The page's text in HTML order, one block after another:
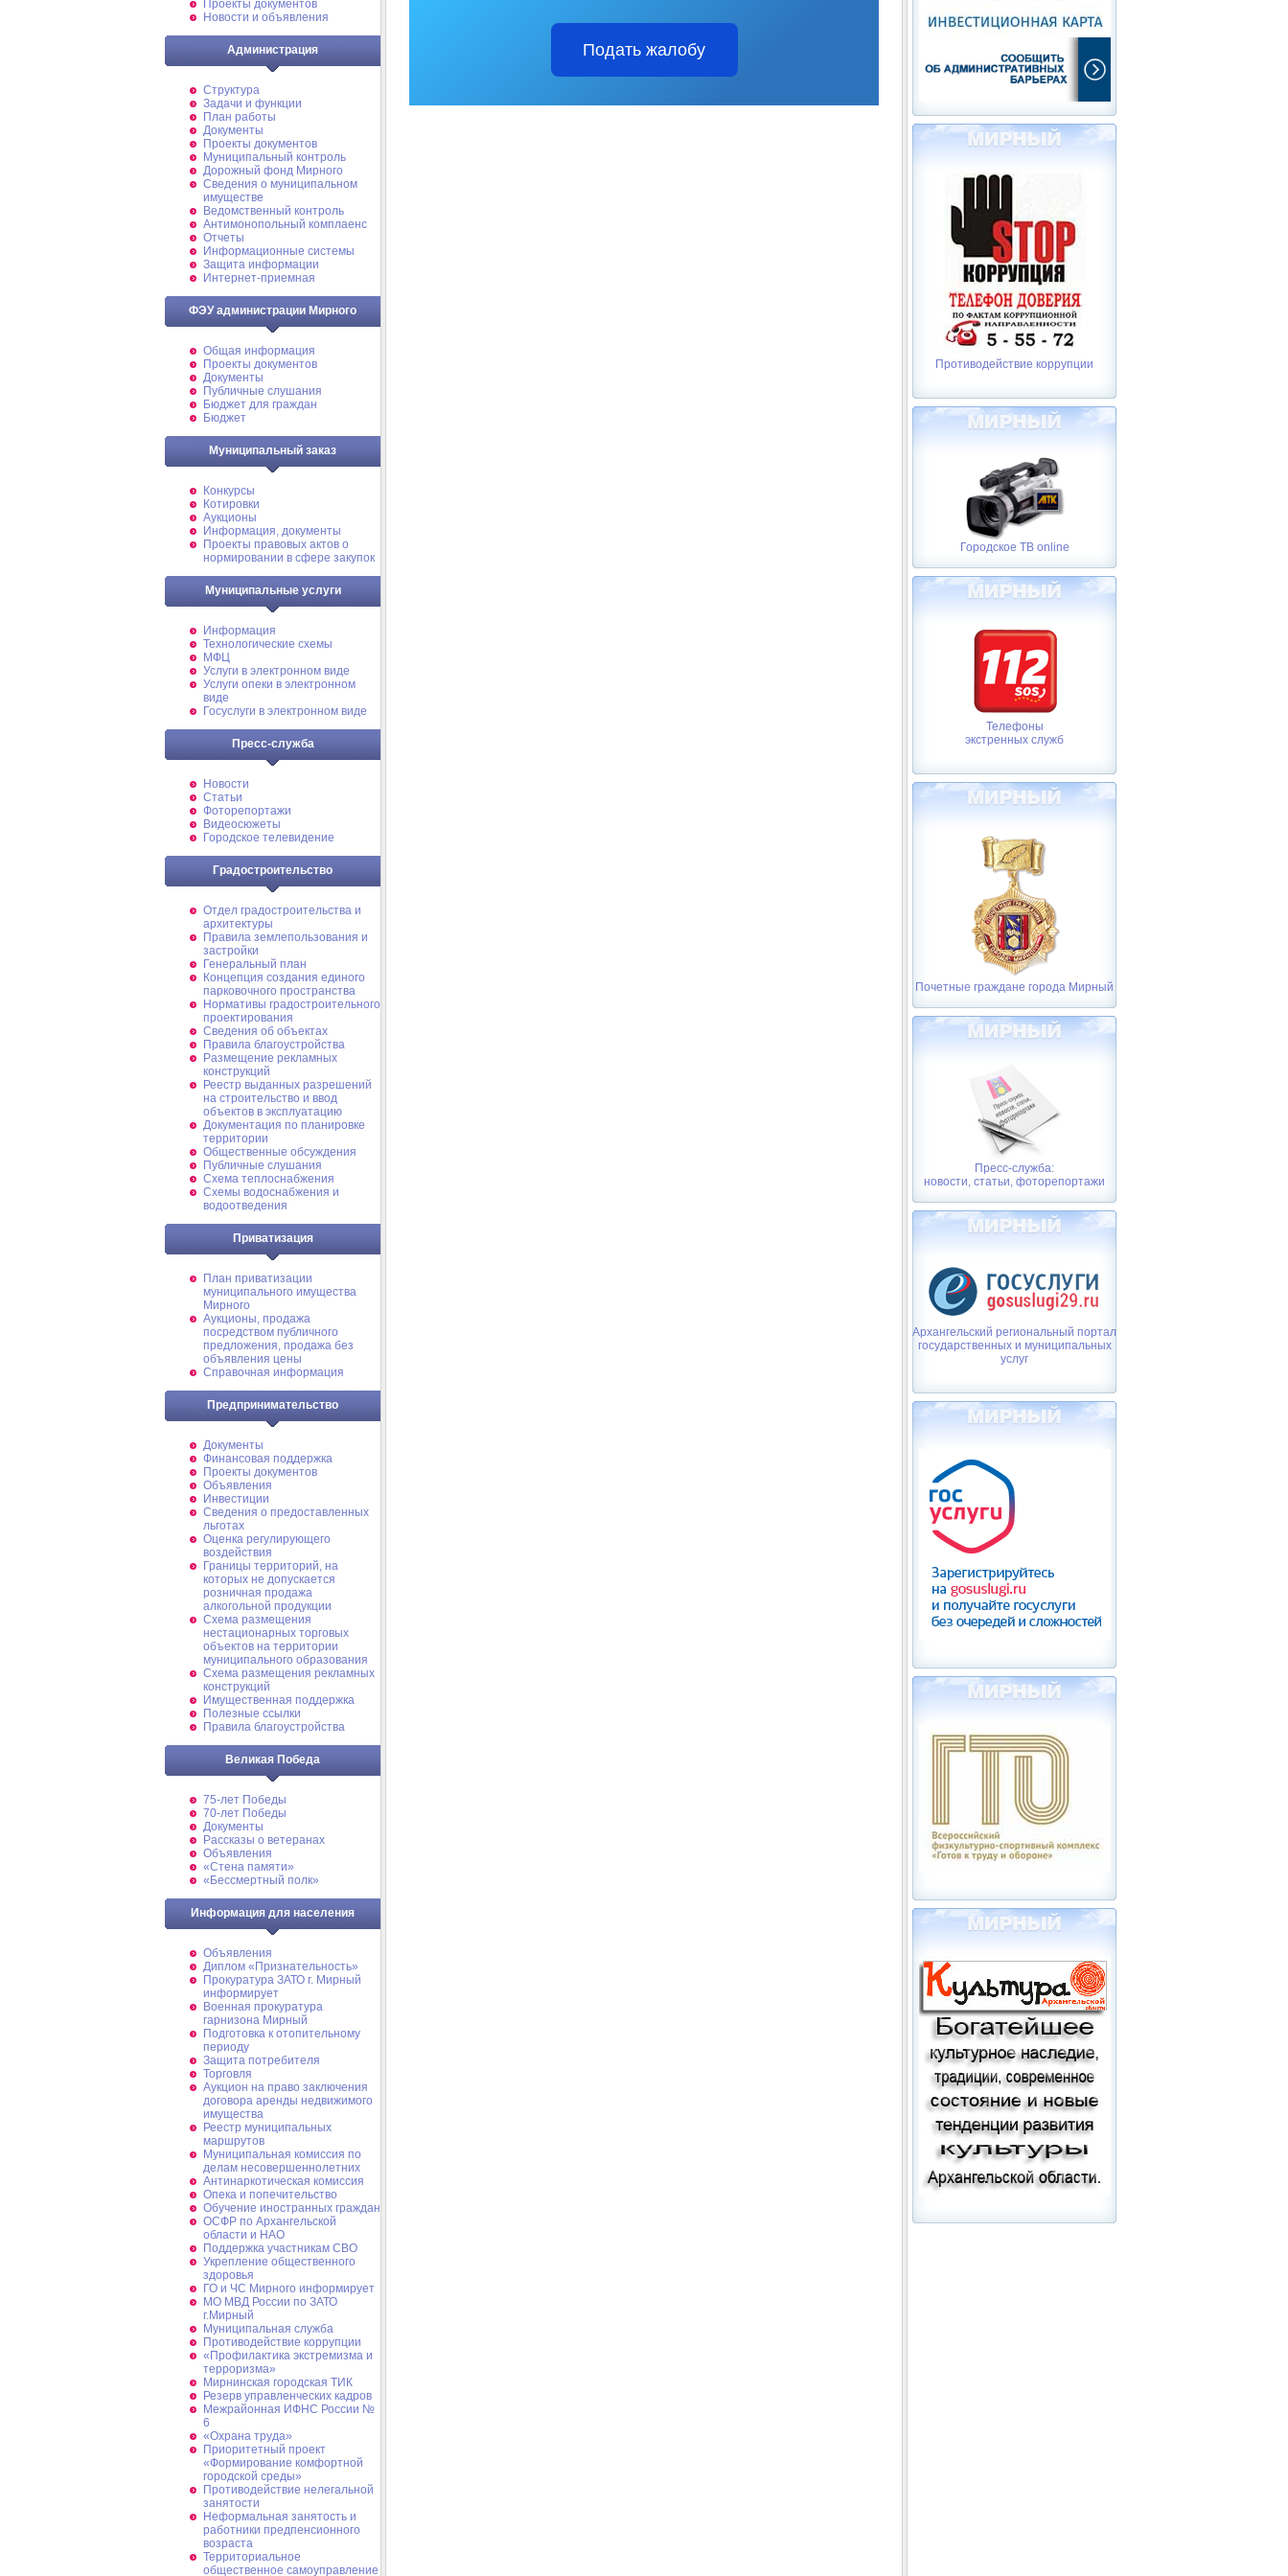
Проекты документов
Новости и объявления
Администрация
Структура
Задачи и функции
План работы
Документы
Проекты документов
Муниципальный контроль
Дорожный фонд Мирного
Cведения о муниципальном
имуществе
Ведомственный контроль
Антимонопольный комплаенс
Отчеты
Информационные системы
Защита информации
Интернет-приемная
ФЭУ администрации Мирного
Общая информация
Проекты документов
Документы
Публичные слушания
Бюджет для граждан
Бюджет
Муниципальный заказ
Конкурсы
Котировки
Аукционы
Информация, документы
Проекты правовых актов о
нормировании в сфере закупок
Муниципальные услуги
Информация
Технологические схемы
МФЦ
Услуги в электронном виде
Услуги опеки в электронном
виде
Госуслуги в электронном виде
Пресс-служба
Новости
Статьи
Фоторепортажи
Видеосюжеты
Городское телевидение
Градостроительство
Отдел градостроительства и
архитектуры
Правила землепользования и
застройки
Генеральный план
Концепция создания единого
парковочного пространства
Нормативы градостроительного
проектирования
Сведения об объектах
Правила благоустройства
Размещение рекламных
конструкций
Реестр выданных разрешений
на строительство и ввод
объектов в эксплуатацию
Документация по планировке
территории
Общественные обсуждения
Публичные слушания
Схема теплоснабжения
Схемы водоснабжения и
водоотведения
Приватизация
План приватизации
муниципального имущества
Мирного
Аукционы, продажа
посредством публичного
предложения, продажа без
объявления цены
Справочная информация
Предпринимательство
Документы
Финансовая поддержка
Проекты документов
Объявления
Инвестиции
Сведения о предоставленных
льготах
Оценка регулирующего
воздействия
Границы территорий, на
которых не допускается
розничная продажа
алкогольной продукции
Схема размещения
нестационарных торговых
объектов на территории
муниципального образования
Схема размещения рекламных
конструкций
Имущественная поддержка
Полезные ссылки
Правила благоустройства
Великая Победа
75-лет Победы
70-лет Победы
Документы
Рассказы о ветеранах
Объявления
«Стена памяти»
«Бессмертный полк»
Информация для населения
Объявления
Диплом «Признательность»
Прокуратура ЗАТО г. Мирный
информирует
Военная прокуратура
гарнизона Мирный
Подготовка к отопительному
периоду
Защита потребителя
Торговля
Аукцион на право заключения
договора аренды недвижимого
имущества
Реестр муниципальных
маршрутов
Муниципальная комиссия по
делам несовершеннолетних
Антинаркотическая комиссия
Опека и попечительство
Обучение иностранных граждан
ОСФР по Архангельской
области и НАО
Поддержка участникам СВО
Укрепление общественного
здоровья
ГО и ЧС Мирного информирует
МО МВД России по ЗАТО
г.Мирный
Муниципальная cлужба
Противодействие коррупции
«Профилактика экстремизма и
терроризма»
Мирнинская городская ТИК
Резерв управленческих кадров
Межрайонная ИФНС России №
6
«Охрана труда»
Приоритетный проект
«Формирование комфортной
городской среды»
Противодействие нелегальной
занятости
Неформальная занятость и
работники предпенсионного
возраста
Территориальное
общественное самоуправление
Подать жалобу
Противодействие коррупции
Городское ТВ online
Телефоны
экстренных служб
Почетные граждане города Мирный
Пресс-служба:
новости, статьи, фоторепортажи
Архангельский региональный портал
государственных и муниципальных
услуг